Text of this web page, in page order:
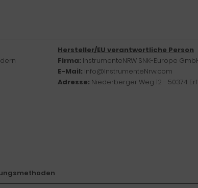
Hersteller/EU verantwortliche Person
Firma: InstrumenteNRW SNK-Europe
E-Mail: info@InstrumenteNrw.com
Adresse: Niederberger Weg 12 - 50374